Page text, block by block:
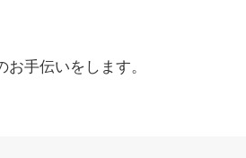
手伝いをします。